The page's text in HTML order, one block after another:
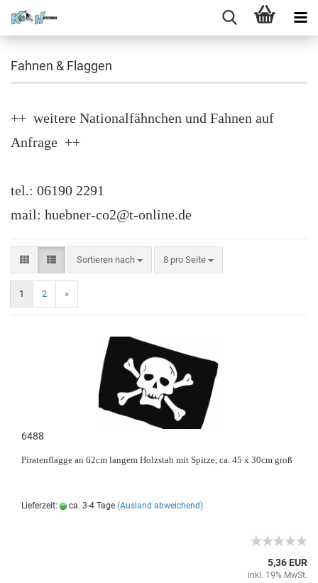
Fahnen & Flaggen
++ weitere Nationalfähnchen und Fahnen auf
Anfrage ++
tel.: 06190 2291
mail: huebner-co2@t-online.de
Sortieren nach 8 pro Seite
1 2 »
6488
Piratenflagge an 62cm langem Holzstab mit Spitze, ca. 45 x 30cm groß
Lieferzeit: ca. 3-4 Tage (Ausland abweichend)
5,36 EUR
inkl. 19% MwSt.